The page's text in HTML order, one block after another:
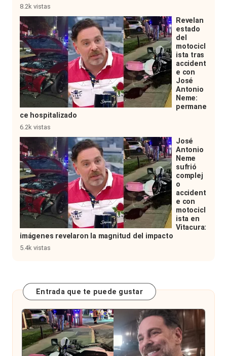
8.2k vistas
Revelan
estado
del
motocicl
ista tras
accident
e con
José
Antonio
Neme:
permane
ce hospitalizado
6.2k vistas
José
Antonio
Neme
sufrió
complej
o
accident
e con
motocicl
ista en
Vitacura:
imágenes revelaron la magnitud del impacto
5.4k vistas
Entrada que te puede gustar